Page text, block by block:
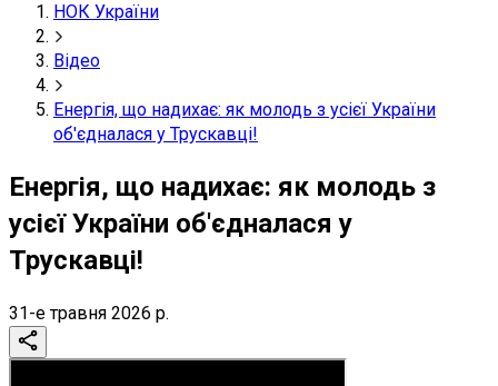
НОК України
Відео
Енергія, що надихає: як молодь з усієї України
об'єдналася у Трускавці!
Енергія, що надихає: як молодь з
усієї України об'єдналася у
Трускавці!
31-е травня 2026 р.